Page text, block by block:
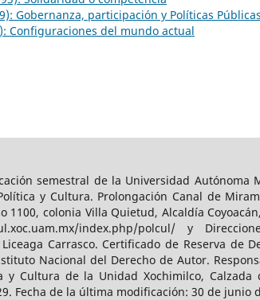
Gobernanza, participación y Políticas Públicas
Configuraciones del mundo actual
semestral de la Universidad Autónoma
y Cultura. Prolongación Canal de
colonia Villa Quietud, Alcaldía
index.php/polcul/ y
Carrasco. Certificado de Reserva de
Nacional del Derecho de Autor.
Cultura de la Unidad Xochimilco,
Fecha de la última modificación: 30 de junio